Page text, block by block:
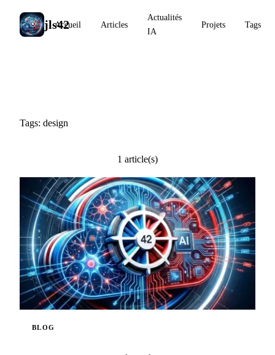
jls42
Accueil Articles
Actualités
IA
Projets Tags
Tags: design
1 article(s)
BLOG